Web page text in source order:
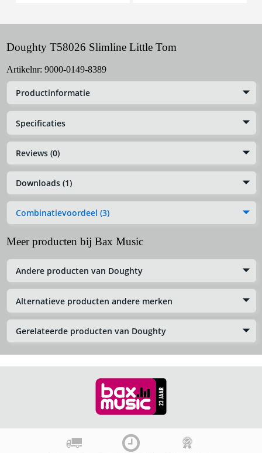
Doughty T58026 Slimline Little Tom
Artikelnr: 9000-0149-8389
Productinformatie
Specificaties
Reviews (0)
Downloads (1)
Combinatievoordeel (3)
Meer producten bij Bax Music
Andere producten van Doughty
Alternatieve producten andere merken
Gerelateerde producten van Doughty